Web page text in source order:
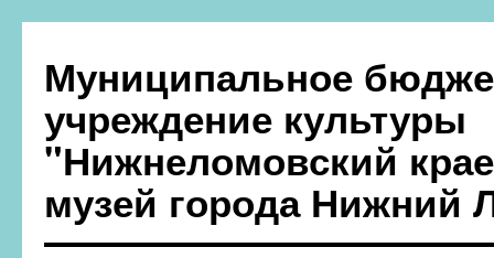
Муниципальное
учреждение культуры
"Нижнеломовский
музей города Нижний